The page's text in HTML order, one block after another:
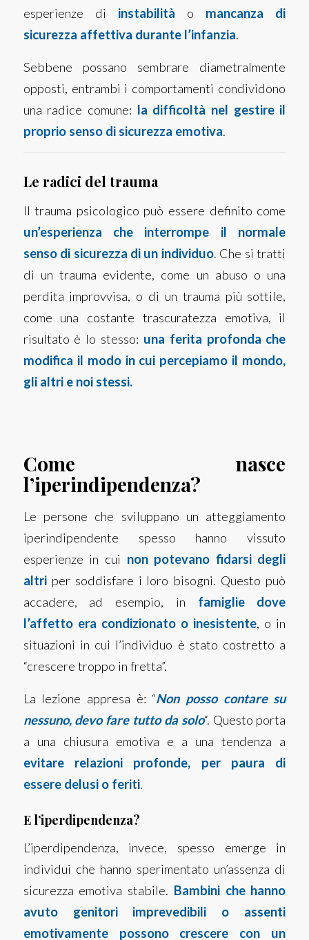
esperienze di instabilità o mancanza di
sicurezza affettiva durante l’infanzia.
Sebbene possano sembrare diametralmente
opposti, entrambi i comportamenti condividono
una radice comune: la difficoltà nel gestire il
proprio senso di sicurezza emotiva.
Le radici del trauma
Il trauma psicologico può essere definito come
un’esperienza che interrompe il normale
senso di sicurezza di un individuo. Che si tratti
di un trauma evidente, come un abuso o una
perdita improvvisa, o di un trauma più sottile,
come una costante trascuratezza emotiva, il
risultato è lo stesso: una ferita profonda che
modifica il modo in cui percepiamo il mondo,
gli altri e noi stessi.
Come nasce
l’iperindipendenza?
Le persone che sviluppano un atteggiamento
iperindipendente spesso hanno vissuto
esperienze in cui non potevano fidarsi degli
altriper soddisfare i loro bisogni. Questo può
accadere, ad esempio, in famiglie dove
l’affetto era condizionato o inesistente, o in
situazioni in cui l’individuo è stato costretto a
“crescere troppo in fretta”.
La lezione appresa è: “Non posso contare su
nessuno, devo fare tutto da solo“. Questo porta
a una chiusura emotiva e a una tendenza a
evitare relazioni profonde, per paura di
essere delusi o feriti.
E l’iperdipendenza?
L’iperdipendenza, invece, spesso emerge in
individui che hanno sperimentato un’assenza di
sicurezza emotiva stabile. Bambini che hanno
avuto genitori imprevedibili o assenti
emotivamente possono crescere con un